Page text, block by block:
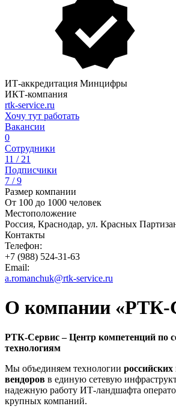
ИТ-аккредитация Минцифры
ИКТ-компания
rtk-service.ru
Хочу тут работать
Вакансии
0
Сотрудники
11 / 21
Подписчики
7 / 9
Размер компании
От 100 до 1000 человек
Местоположение
Россия, Краснодар, ул. Красных
Контакты
Телефон:
+7 (988) 524-31-63
Email:
a.romanchuk@rtk-service.ru
О компании «РТК-
РТК-Сервис – Центр компетенций по
технологиям
Мы объединяем технологии
вендоров в единую сетевую
надежную работу ИТ-ландшафта
крупных компаний.